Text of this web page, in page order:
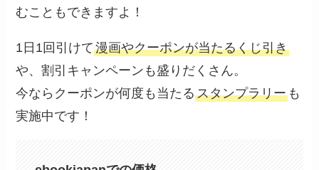
むこともできますよ！
1日1回引けて漫画やクーポンが当たるくじ引き
や、割引キャンペーンも盛りだくさん。
今ならクーポンが何度も当たるスタンプラリー も
実施中です！